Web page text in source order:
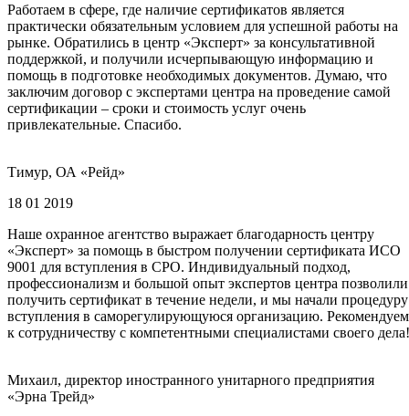
Работаем в сфере, где наличие сертификатов является
практически обязательным условием для успешной работы на
рынке. Обратились в центр «Эксперт» за консультативной
поддержкой, и получили исчерпывающую информацию и
помощь в подготовке необходимых документов. Думаю, что
заключим договор с экспертами центра на проведение самой
сертификации – сроки и стоимость услуг очень
привлекательные. Спасибо.
Тимур, ОА «Рейд»
18 01 2019
Наше охранное агентство выражает благодарность центру
«Эксперт» за помощь в быстром получении сертификата ИСО
9001 для вступления в СРО. Индивидуальный подход,
профессионализм и большой опыт экспертов центра позволили
получить сертификат в течение недели, и мы начали процедуру
вступления в саморегулирующуюся организацию. Рекомендуем
к сотрудничеству с компетентными специалистами своего дела!
Михаил, директор иностранного унитарного предприятия
«Эрна Трейд»